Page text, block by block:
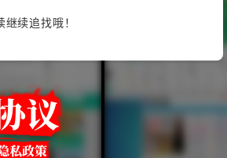
继续追找哦！